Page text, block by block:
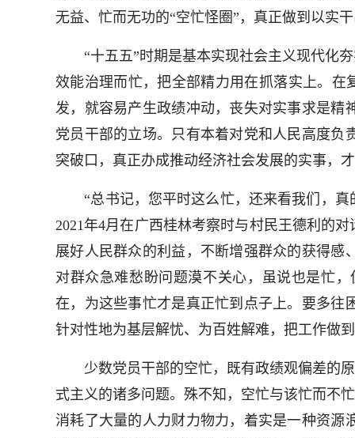
无益、忙而无功的“空忙怪圈”，真正做到以实
“十五五”时期是基本实现社会主义现代化夯
效能治理而忙，把全部精力用在抓落实上。在
发，就容易产生政绩冲动，丧失对实事求是精
党员干部的立场。只有本着对党和人民高度
突破口，真正办成推动经济社会发展的实事，
“总书记，您平时这么忙，还来看我们，真
2021年4月在广西桂林考察时与村民王德利的
展好人民群众的利益，不断增强群众的获得
对群众急难愁盼问题漠不关心，虽说也是忙
在，为这些事忙才是真正忙到点子上。要多往
针对性地为基层解忧、为百姓解难，把工作做
少数党员干部的空忙，既有政绩观偏差的原
式主义的诸多问题。殊不知，空忙与该忙而不
消耗了大量的人力财力物力，着实是一种资